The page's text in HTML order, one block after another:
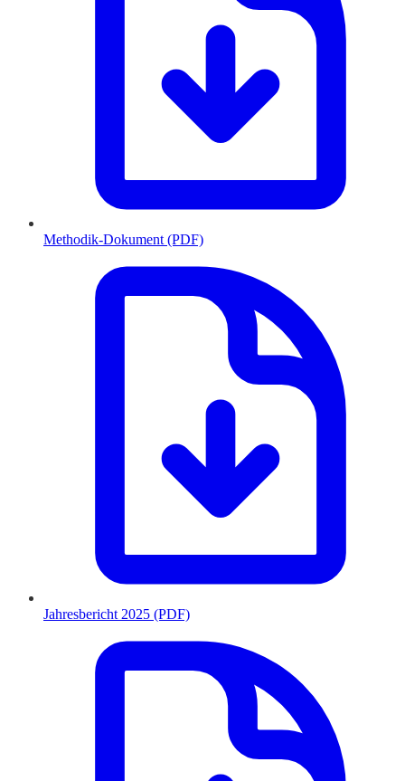
Methodik-Dokument (PDF)
Jahresbericht 2025 (PDF)